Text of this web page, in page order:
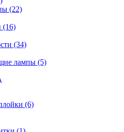
(22)
(16)
(34)
лампы (5)
(6)